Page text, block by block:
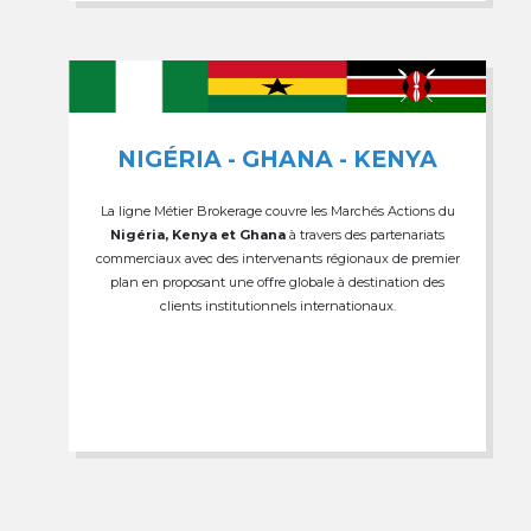
NIGÉRIA - GHANA - KENYA
La ligne Métier Brokerage couvre les Marchés Actions du
Nigéria, Kenya et Ghana à travers des partenariats
commerciaux avec des intervenants régionaux de premier
plan en proposant une offre globale à destination des
clients institutionnels internationaux.